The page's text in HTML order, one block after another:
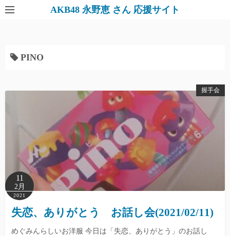
AKB48 永野恵 さん 応援サイト
PINO
握手会
11
2月
2021
失恋、ありがとう お話し会(2021/02/11)
めぐみんらしいお洋服 今日は「失恋、ありがとう」のお話し